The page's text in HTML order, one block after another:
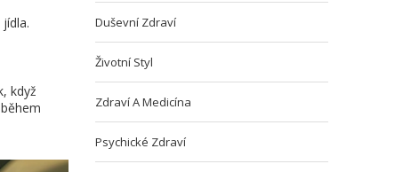
když
Duševní Zdraví
Životní Styl
Zdraví A Medicína
Psychické Zdraví